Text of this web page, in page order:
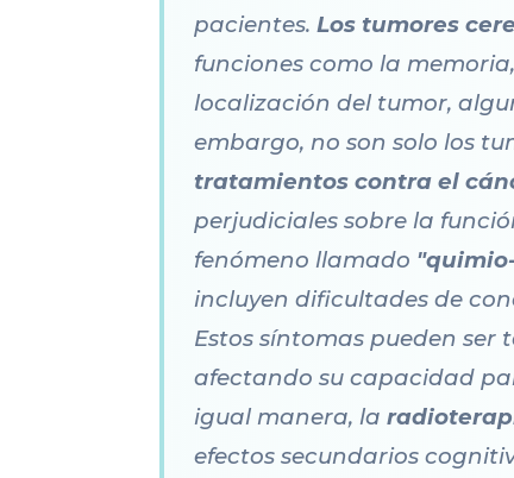
pacientes.Los tumores
funciones como la
localización del tumor,
embargo, no son solo los
tratamientos contra el
perjudiciales sobre la
fenómeno llamado
incluyen dificultades de
Estos síntomas pueden ser
afectando su capacidad
igual manera, la
efectos secundarios